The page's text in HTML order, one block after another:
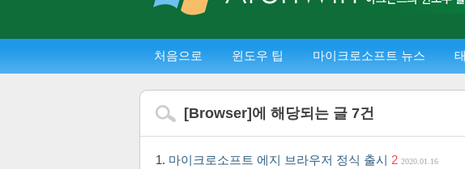
처음으로 윈도우 팁 마이크로소프트 뉴스
[Browser]에 해당되는 글 7건
마이크로소프트 에지 브라우저 정식 출시 2 2020.01.16